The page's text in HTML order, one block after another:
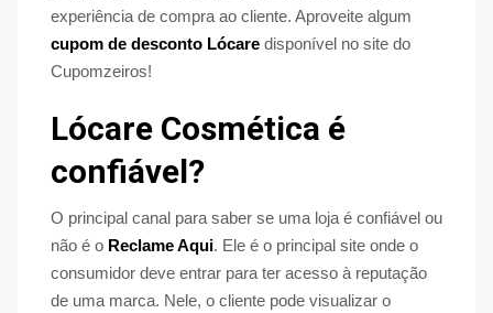
experiência de compra ao cliente. Aproveite algum
cupom de desconto Lócare disponível no site do
Cupomzeiros!
Lócare Cosmética é
confiável?
O principal canal para saber se uma loja é confiável ou
não é o Reclame Aqui. Ele é o principal site onde o
consumidor deve entrar para ter acesso à reputação
de uma marca. Nele, o cliente pode visualizar o